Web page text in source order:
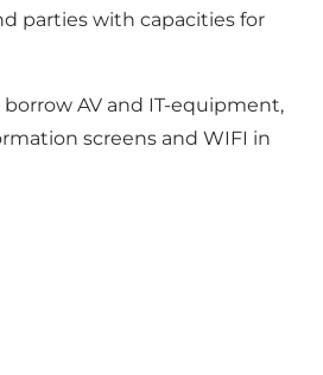
parties with capacities for
AV and IT-equipment,
screens and WIFI in